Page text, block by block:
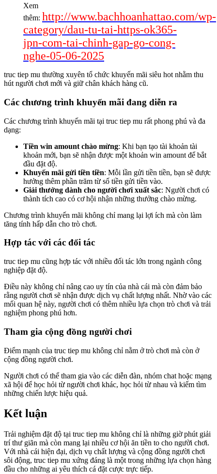
Xem
thêm: http://www.bachhoanhattao.com/wp-
category/dau-tu-tai-https-ok365-
jpn-com-tai-chinh-gap-go-cong-
nghe-05-06-2025
truc tiep mu thường xuyên tổ chức khuyến mãi siêu hot nhằm thu
hút người chơi mới và giữ chân khách hàng cũ.
Các chương trình khuyến mãi đang diễn ra
Các chương trình khuyến mãi tại truc tiep mu rất phong phú và đa
dạng:
Tiền win amount chào mừng: Khi bạn tạo tài khoản tài
khoản mới, bạn sẽ nhận được một khoản win amount để bắt
đầu đặt độ.
Khuyến mãi gửi tiền tiền: Mỗi lần gửi tiền tiền, bạn sẽ được
hưởng thêm phần trăm từ số tiền gửi tiền vào.
Giải thưởng dành cho người chơi xuất sắc: Người chơi có
thành tích cao có cơ hội nhận những thưởng chào mừng.
Chương trình khuyến mãi không chỉ mang lại lợi ích mà còn làm
tăng tính hấp dẫn cho trò chơi.
Hợp tác với các đối tác
truc tiep mu cũng hợp tác với nhiều đối tác lớn trong ngành công
nghiệp đặt độ.
Điều này không chỉ nâng cao uy tín của nhà cái mà còn đảm bảo
rằng người chơi sẽ nhận được dịch vụ chất lượng nhất. Nhờ vào các
mối quan hệ này, người chơi có thêm nhiều lựa chọn trò chơi và trải
nghiệm phong phú hơn.
Tham gia cộng đồng người chơi
Điểm mạnh của truc tiep mu không chỉ nằm ở trò chơi mà còn ở
cộng đồng người chơi.
Người chơi có thể tham gia vào các diễn đàn, nhóm chat hoặc mạng
xã hội để học hỏi từ người chơi khác, học hỏi từ nhau và kiếm tìm
những chiến lược hiệu quả.
Kết luận
Trải nghiệm đặt độ tại truc tiep mu không chỉ là những giờ phút giải
trí thư giãn mà còn mang lại nhiều cơ hội ăn tiền to cho người chơi.
Với nhà cái hiện đại, dịch vụ chất lượng và cộng đồng người chơi
sôi động, truc tiep mu xứng đáng là một trong những lựa chọn hàng
đầu cho những ai yêu thích cá đặt cược trực tiếp.